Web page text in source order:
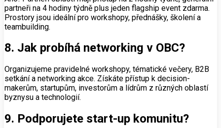
partneři na 4 hodiny týdně plus jeden flagship event zdarma.
Prostory jsou ideální pro workshopy, přednášky, školení a
teambuilding.
8. Jak probíhá networking v OBC?
Organizujeme pravidelné workshopy, tématické večery, B2B
setkání a networking akce. Získáte přístup k decision-
makerům, startupům, investorům a lídrům z různých oblastí
byznysu a technologií.
9. Podporujete start-up komunitu?